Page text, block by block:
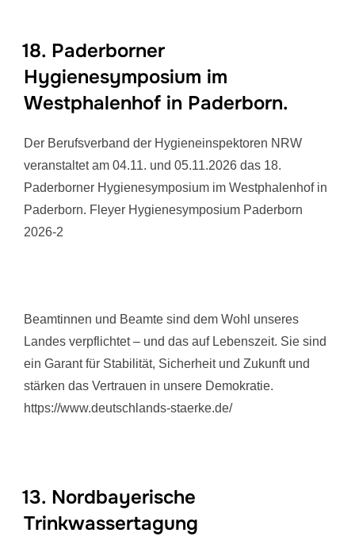
18. Paderborner
Hygienesymposium im
Westphalenhof in Paderborn.
Der Berufsverband der Hygieneinspektoren NRW
veranstaltet am 04.11. und 05.11.2026 das 18.
Paderborner Hygienesymposium im Westphalenhof in
Paderborn. Fleyer Hygienesymposium Paderborn
2026-2
Beamtinnen und Beamte sind dem Wohl unseres
Landes verpflichtet – und das auf Lebenszeit. Sie sind
ein Garant für Stabilität, Sicherheit und Zukunft und
stärken das Vertrauen in unsere Demokratie.
https://www.deutschlands-staerke.de/
13. Nordbayerische
Trinkwassertagung